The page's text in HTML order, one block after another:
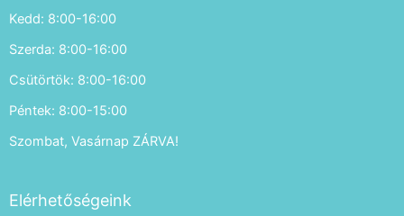
Kedd: 8:00-16:00
Szerda: 8:00-16:00
Csütörtök: 8:00-16:00
Péntek: 8:00-15:00
Szombat, Vasárnap ZÁRVA!
Elérhetőségeink